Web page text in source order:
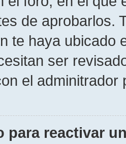
de aprobarlos.
te haya ubicado
ser
el
para reactivar